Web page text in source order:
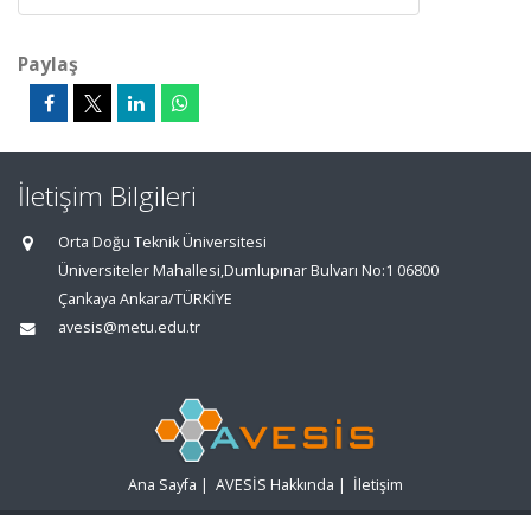
Paylaş
İletişim Bilgileri
Orta Doğu Teknik Üniversitesi
Üniversiteler Mahallesi,Dumlupınar Bulvarı No:1 06800
Çankaya Ankara/TÜRKİYE
avesis@metu.edu.tr
Ana Sayfa | AVESİS Hakkında | İletişim